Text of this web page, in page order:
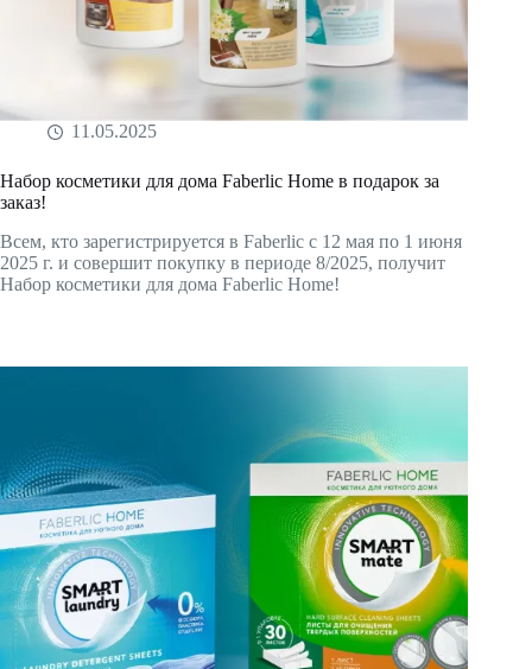
11.05.2025
Набор косметики для дома Faberlic Home в подарок за
заказ!
Всем, кто зарегистрируется в Faberlic с 12 мая по 1 июня
2025 г. и совершит покупку в периоде 8/2025, получит
Набор косметики для дома Faberlic Home!